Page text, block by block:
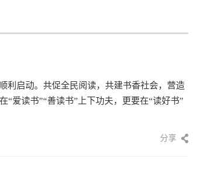
利启动。共促全民阅读，共建书香社会，营造
爱读书”“善读书”上下功夫，更要在“读好书”
分享